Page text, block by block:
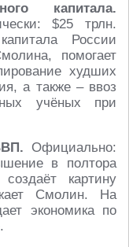
капитала.
$25 трлн.
России
помогает
худших
а также – ввоз
учёных при
Официально:
в полтора
картину
Смолин. На
экономика по
.